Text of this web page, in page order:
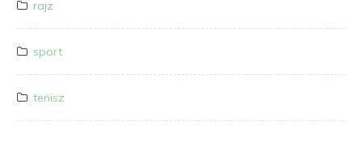
rajz
sport
tenisz